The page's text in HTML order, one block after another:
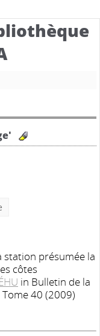
station présumée la
côtes
in Bulletin de la
40 (2009)